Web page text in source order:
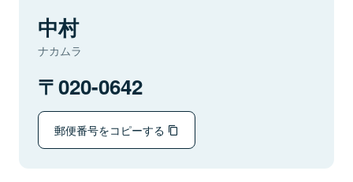
中村
ナカムラ
020-0642
郵便番号をコピーする